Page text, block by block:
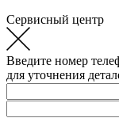
Сервисный центр
Введите номер
для уточнения